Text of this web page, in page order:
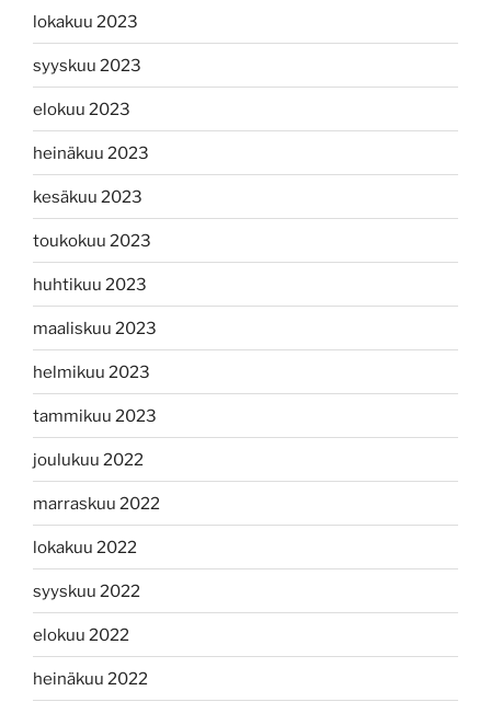
lokakuu 2023
syyskuu 2023
elokuu 2023
heinäkuu 2023
kesäkuu 2023
toukokuu 2023
huhtikuu 2023
maaliskuu 2023
helmikuu 2023
tammikuu 2023
joulukuu 2022
marraskuu 2022
lokakuu 2022
syyskuu 2022
elokuu 2022
heinäkuu 2022